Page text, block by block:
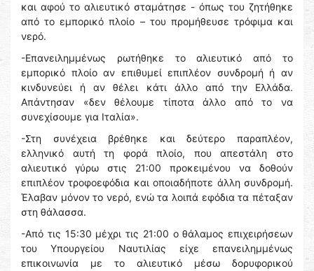
και αφού το αλιευτικό σταμάτησε - όπως του ζητήθηκε
από το εμπορικό πλοίο – του προμήθευσε τρόφιμα και
νερό.
-Επανειλημμένως ρωτήθηκε το αλιευτικό από το
εμπορικό πλοίο αν επιθυμεί επιπλέον συνδρομή ή αν
κινδυνεύει ή αν θέλει κάτι άλλο από την Ελλάδα.
Απάντησαν «δεν θέλουμε τίποτα άλλο από το να
συνεχίσουμε για Ιταλία».
-Στη συνέχεια βρέθηκε και δεύτερο παραπλέον,
ελληνικό αυτή τη φορά πλοίο, που απεστάλη στο
αλιευτικό γύρω στις 21:00 προκειμένου να δοθούν
επιπλέον τροφοεφόδια και οποιαδήποτε άλλη συνδρομή.
Έλαβαν μόνον το νερό, ενώ τα λοιπά εφόδια τα πέταξαν
στη θάλασσα.
-Από τις 15:30 μέχρι τις 21:00 ο θάλαμος επιχειρήσεων
του Υπουργείου Ναυτιλίας είχε επανειλημμένως
επικοινωνία με το αλιευτικό μέσω δορυφορικού